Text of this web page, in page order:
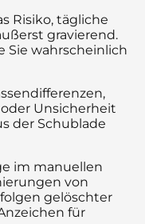
Risiko, tägliche
gravierend.
Sie wahrscheinlich
Unsicherheit
der Schublade
im manuellen
von
gelöschter
für